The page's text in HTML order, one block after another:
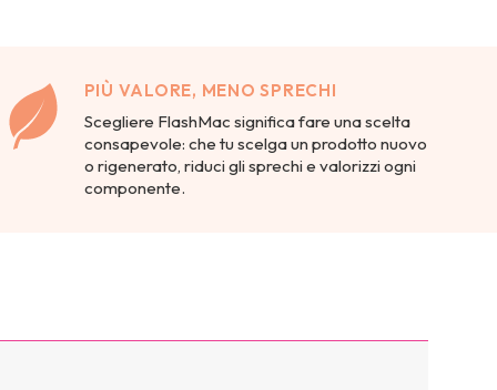
PIÙ VALORE, MENO SPRECHI
Scegliere FlashMac significa fare una scelta
consapevole: che tu scelga un prodotto nuovo
o rigenerato, riduci gli sprechi e valorizzi ogni
componente.